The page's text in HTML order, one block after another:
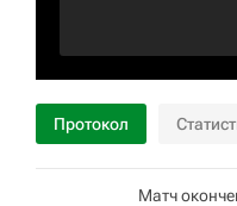
Протокол
Матч